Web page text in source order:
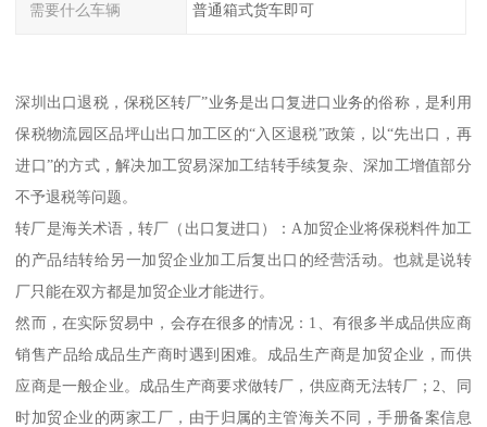
需要什么车辆 普通箱式货车即可
深圳出口退税，保税区转厂”业务是出口复进口业务的俗称，是利用
保税物流园区品坪山出口加工区的“入区退税”政策，以“先出口，再
进口”的方式，解决加工贸易深加工结转手续复杂、深加工增值部分
不予退税等问题。
转厂是海关术语，转厂（出口复进口）：A加贸企业将保税料件加工
的产品结转给另一加贸企业加工后复出口的经营活动。也就是说转
厂只能在双方都是加贸企业才能进行。
然而，在实际贸易中，会存在很多的情况：1、有很多半成品供应商
销售产品给成品生产商时遇到困难。成品生产商是加贸企业，而供
应商是一般企业。成品生产商要求做转厂，供应商无法转厂；2、同
时加贸企业的两家工厂，由于归属的主管海关不同，手册备案信息